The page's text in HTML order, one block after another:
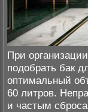
При
подобрать бак
оптимальный
60 литров.
и частым